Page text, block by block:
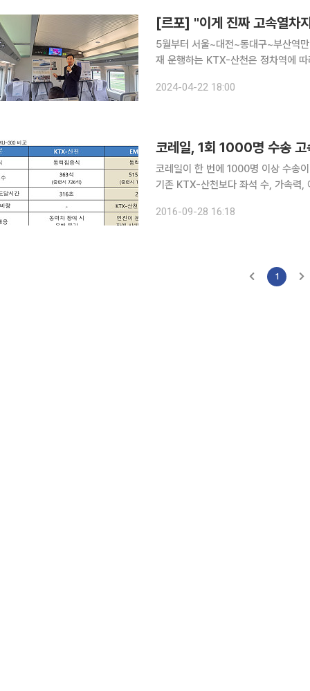
[르포] "이게 진짜 고속열
5월부터 서울~대전~동대구~부산역
재 운행하는 KTX-산천은 정차역에
2024-04-22 18:00
코레일, 1회 1000명 수송
코레일이 한 번에 1000명 이상 수송
기존 KTX-산천보다 좌석 수, 가속력,
300km/h급 고속열차다. 한 번에
2016-09-28 16:18
1